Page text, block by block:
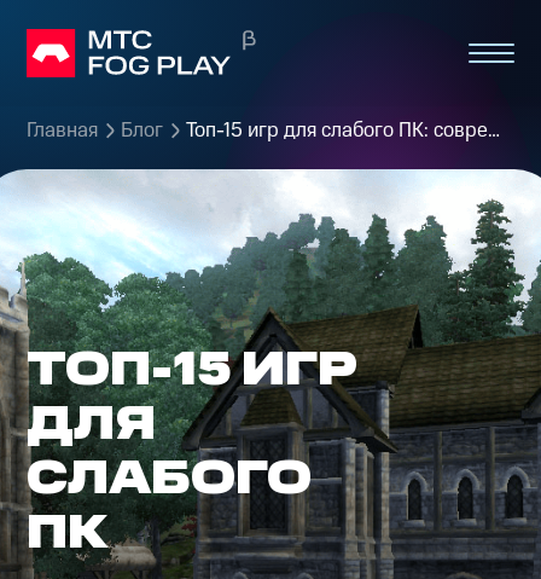
Главная Блог Топ-15 игр для слабого ПК: современные проекты для старых компьютеров
ТОП-15 ИГР
ДЛЯ
СЛАБОГО
ПК